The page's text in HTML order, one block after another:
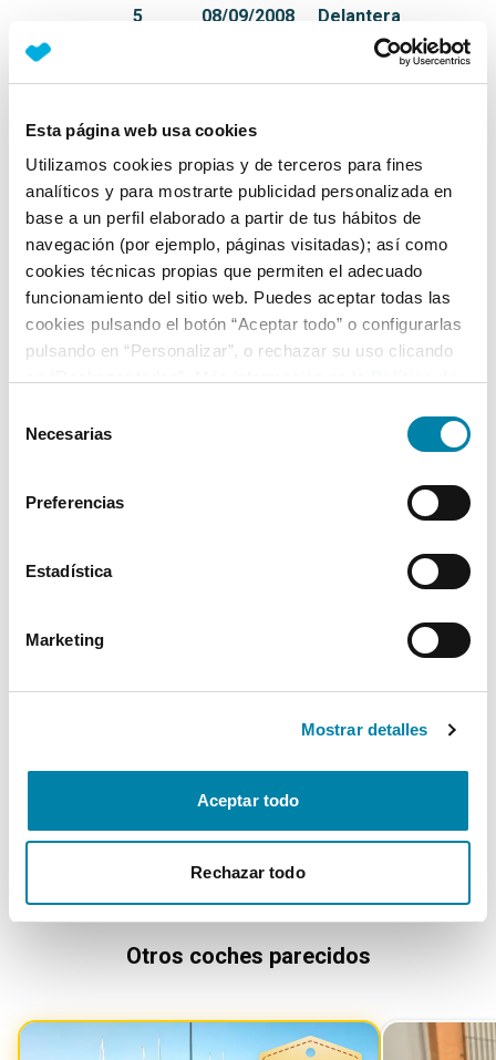
Esta página web usa cookies
Utilizamos cookies propias y de terceros para fines
analíticos y para mostrarte publicidad personalizada en
base a un perfil elaborado a partir de tus hábitos de
navegación (por ejemplo, páginas visitadas); así como
cookies técnicas propias que permiten el adecuado
funcionamiento del sitio web. Puedes aceptar todas las
cookies pulsando el botón “Aceptar todo” o configurarlas
pulsando en “Personalizar”, o rechazar su uso clicando
Necesarias
Preferencias
Estadística
Marketing
Mostrar detalles
Aceptar todo
Rechazar todo
5 08/09/2008 Delantera
Detalles destacados
VERSIÓN CORRECTA: Sportback 1.8 TFSI 160cv
Ambition
Ficha técnica
Exterior
Interior
Seguridad
Multimedia
* La información de Equipamiento puede no reflejar todos los detalles
Para cualquier duda, contacta con nuestro equipo.
Otros coches parecidos